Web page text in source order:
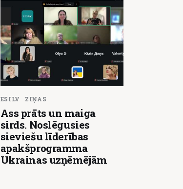
ESILV ZIŅAS
Ass prāts un maiga
sirds. Noslēgusies
sieviešu līderības
apakšprogramma
Ukrainas uzņēmējām